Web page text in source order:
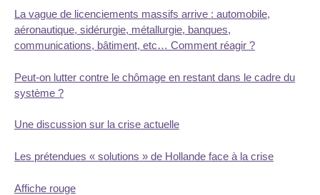
La vague de licenciements massifs arrive : automobile,
aéronautique, sidérurgie, métallurgie, banques,
communications, bâtiment, etc… Comment réagir ?
Peut-on lutter contre le chômage en restant dans le cadre du
système ?
Une discussion sur la crise actuelle
Les prétendues « solutions » de Hollande face à la crise
Affiche rouge